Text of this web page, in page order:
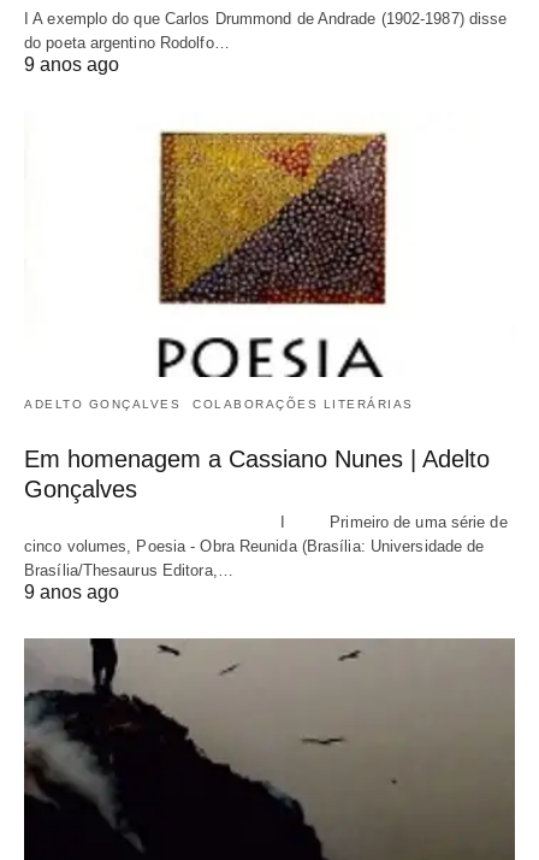
I A exemplo do que Carlos Drummond de Andrade (1902-1987) disse
do poeta argentino Rodolfo…
9 anos ago
ADELTO GONÇALVES COLABORAÇÕES LITERÁRIAS
Em homenagem a Cassiano Nunes | Adelto
Gonçalves
I Primeiro de uma série de
cinco volumes, Poesia - Obra Reunida (Brasília: Universidade de
Brasília/Thesaurus Editora,…
9 anos ago